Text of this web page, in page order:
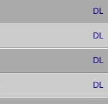
DL
DL
DL
DL